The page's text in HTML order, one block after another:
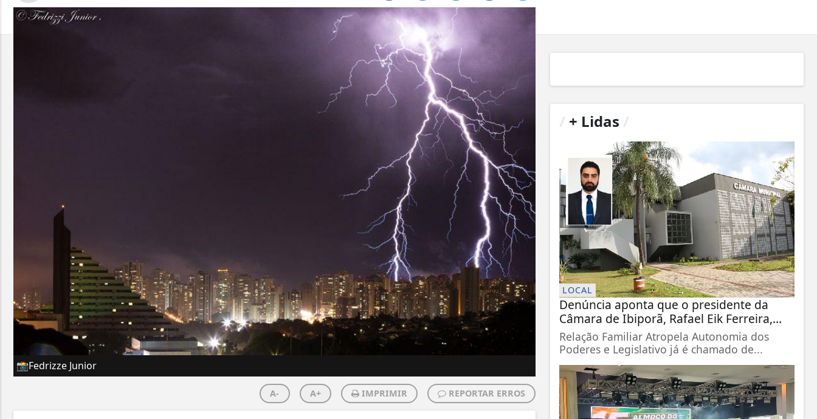
📸Fedrizze Junior
A- A+ IMPRIMIR REPORTAR ERROS
+ Lidas
LOCAL
Denúncia aponta que o presidente da
Câmara de Ibiporã, Rafael Eik Ferreira,...
Relação Familiar Atropela Autonomia dos
Poderes e Legislativo já é chamado de...